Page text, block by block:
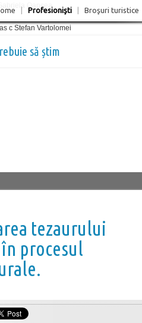
Profesionişti Broşuri turistice
să știm
tezaurului
procesul